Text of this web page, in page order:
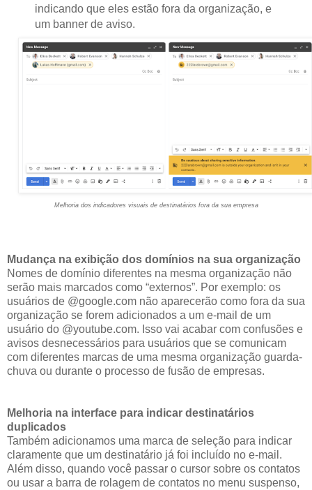
indicando que eles estão fora da organização, e
um banner de aviso.
Melhoria dos indicadores visuais de destinatários fora da sua empresa
Mudança na exibição dos domínios na sua organização
Nomes de domínio diferentes na mesma organização não
serão mais marcados como “externos”. Por exemplo: os
usuários de @google.com não aparecerão como fora da sua
organização se forem adicionados a um e-mail de um
usuário do @youtube.com. Isso vai acabar com confusões e
avisos desnecessários para usuários que se comunicam
com diferentes marcas de uma mesma organização guarda-
chuva ou durante o processo de fusão de empresas.
Melhoria na interface para indicar destinatários
duplicados
Também adicionamos uma marca de seleção para indicar
claramente que um destinatário já foi incluído no e-mail.
Além disso, quando você passar o cursor sobre os contatos
ou usar a barra de rolagem de contatos no menu suspenso,